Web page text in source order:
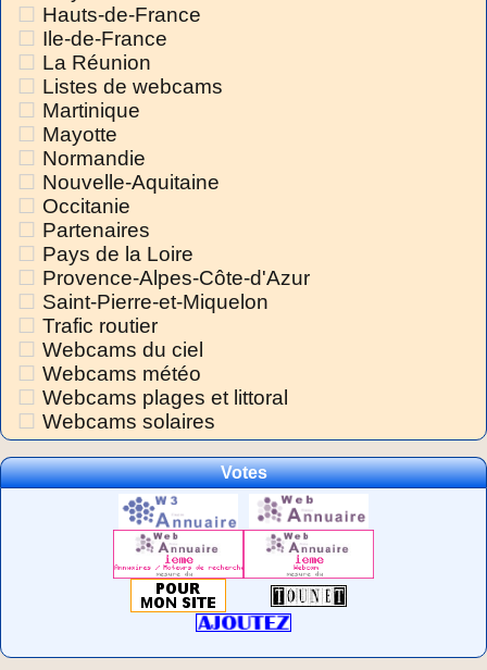
Hauts-de-France
Ile-de-France
La Réunion
Listes de webcams
Martinique
Mayotte
Normandie
Nouvelle-Aquitaine
Occitanie
Partenaires
Pays de la Loire
Provence-Alpes-Côte-d'Azur
Saint-Pierre-et-Miquelon
Trafic routier
Webcams du ciel
Webcams météo
Webcams plages et littoral
Webcams solaires
Votes